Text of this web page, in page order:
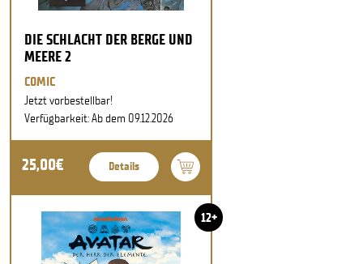
DIE SCHLACHT DER BERGE UND
MEERE 2
COMIC
Jetzt vorbestellbar!
Verfügbarkeit: Ab dem 09.12.2026
25,00€ Details
12+